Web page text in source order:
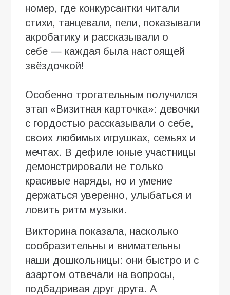
номер, где конкурсантки читали
стихи, танцевали, пели, показывали
акробатику и рассказывали о
себе — каждая была настоящей
звёздочкой!
Особенно трогательным получился
этап «Визитная карточка»: девочки
с гордостью рассказывали о себе,
своих любимых игрушках, семьях и
мечтах. В дефиле юные участницы
демонстрировали не только
красивые наряды, но и умение
держаться уверенно, улыбаться и
ловить ритм музыки.
Викторина показала, насколько
сообразительны и внимательны
наши дошкольницы: они быстро и с
азартом отвечали на вопросы,
подбадривая друг друга. А